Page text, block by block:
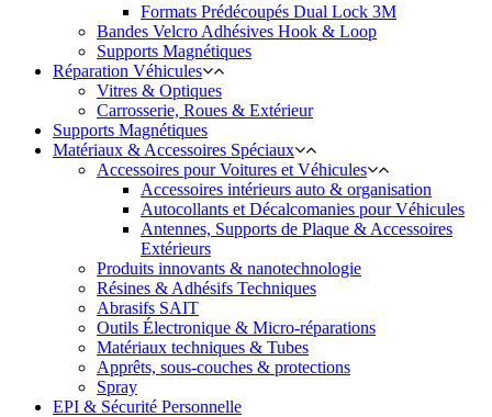
Formats Prédécoupés Dual Lock 3M
Bandes Velcro Adhésives Hook & Loop
Supports Magnétiques
Réparation Véhicules
Vitres & Optiques
Carrosserie, Roues & Extérieur
Supports Magnétiques
Matériaux & Accessoires Spéciaux
Accessoires pour Voitures et Véhicules
Accessoires intérieurs auto & organisation
Autocollants et Décalcomanies pour Véhicules
Antennes, Supports de Plaque & Accessoires
Extérieurs
Produits innovants & nanotechnologie
Résines & Adhésifs Techniques
Abrasifs SAIT
Outils Électronique & Micro-réparations
Matériaux techniques & Tubes
Apprêts, sous-couches & protections
Spray
EPI & Sécurité Personnelle